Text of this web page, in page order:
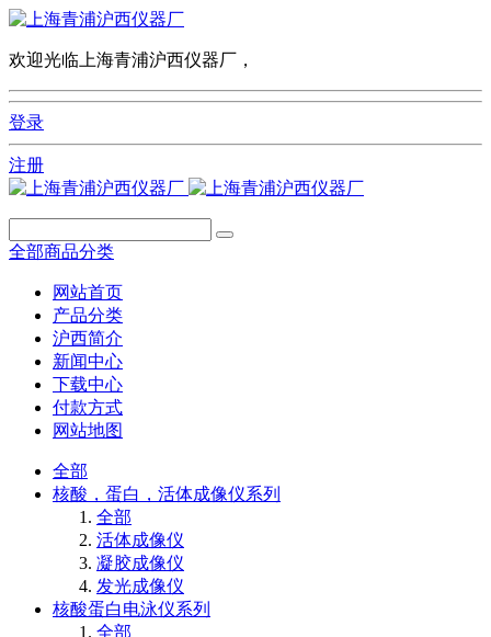
欢迎光临上海青浦沪西仪器厂，
登录
注册
全部商品分类
网站首页
产品分类
沪西简介
新闻中心
下载中心
付款方式
网站地图
全部
核酸，蛋白，活体成像仪系列
全部
活体成像仪
凝胶成像仪
发光成像仪
核酸蛋白电泳仪系列
全部